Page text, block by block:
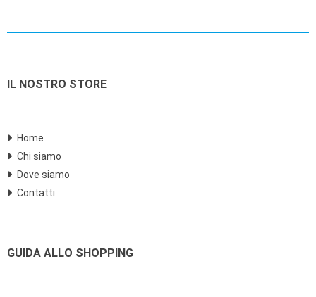
IL NOSTRO STORE
Home
Chi siamo
Dove siamo
Contatti
GUIDA ALLO SHOPPING